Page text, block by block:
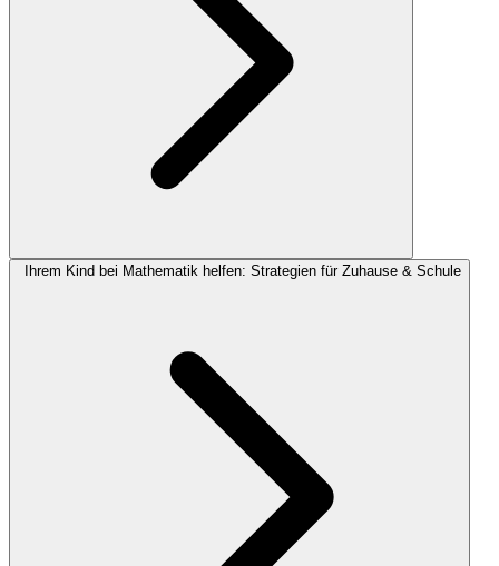
Ihrem Kind bei Mathematik helfen: Strategien für Zuhause & Schule